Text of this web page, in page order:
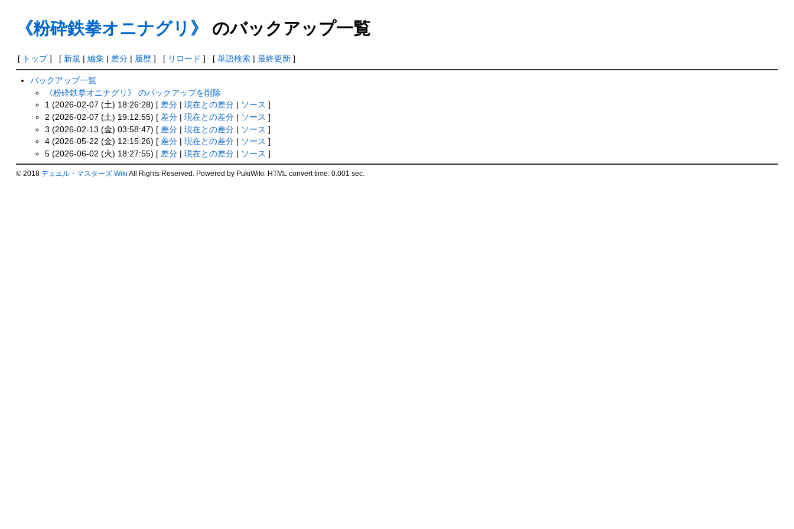
《粉砕鉄拳オニナグリ》 のバックアップ一覧
[ トップ] [ 新規| 編集| 差分| 履歴] [ リロード ] [ 単語検索| 最終更新]
バックアップ一覧
《粉砕鉄拳オニナグリ》 のバックアップを削除
1 (2026-02-07 (土) 18:26:28) [ 差分| 現在との差分| ソース ]
2 (2026-02-07 (土) 19:12:55) [ 差分| 現在との差分| ソース ]
3 (2026-02-13 (金) 03:58:47) [ 差分| 現在との差分| ソース ]
4 (2026-05-22 (金) 12:15:26) [ 差分| 現在との差分| ソース ]
5 (2026-06-02 (火) 18:27:55) [ 差分| 現在との差分| ソース ]
© 2018 デュエル・マスターズ Wiki All Rights Reserved. Powered by PukiWiki. HTML convert time: 0.001 sec.